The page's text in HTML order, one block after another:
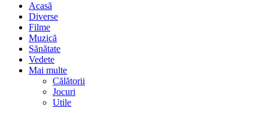
Acasă
Diverse
Filme
Muzică
Sănătate
Vedete
Mai multe
Călătorii
Jocuri
Utile